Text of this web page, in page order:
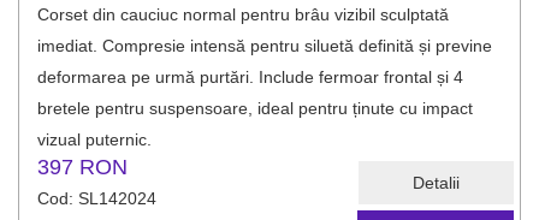
Detalii
Corset din cauciuc normal pentru brâu vizibil sculptată
imediat. Compresie intensă pentru siluetă definită și previne
deformarea pe urmă purtări. Include fermoar frontal și 4
bretele pentru suspensoare, ideal pentru ținute cu impact
vizual puternic.
397 RON
Cod: SL142024